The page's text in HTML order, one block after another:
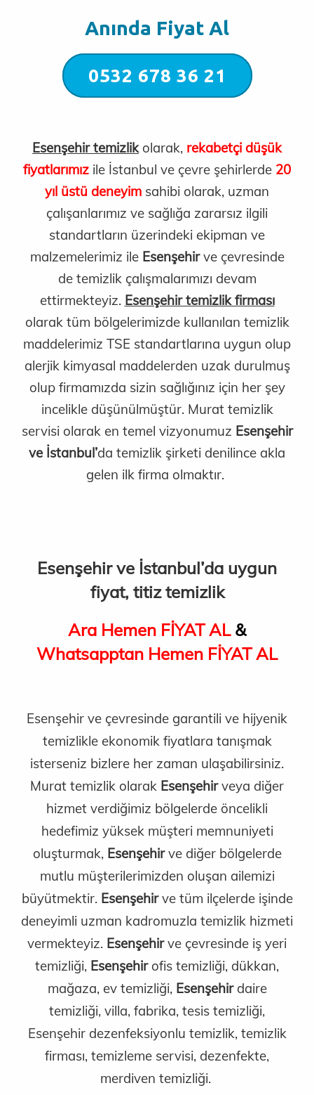
Anında Fiyat Al
0532 678 36 21
Esenşehir temizlikolarak, rekabetçi düşük
fiyatlarımız ile İstanbul ve çevre şehirlerde 20
yıl üstü deneyim sahibi olarak, uzman
çalışanlarımız ve sağlığa zararsız ilgili
standartların üzerindeki ekipman ve
malzemelerimiz ile Esenşehirve çevresinde
de temizlik çalışmalarımızı devam
ettirmekteyiz. Esenşehir temizlik firması
olarak tüm bölgelerimizde kullanılan temizlik
maddelerimiz TSE standartlarına uygun olup
alerjik kimyasal maddelerden uzak durulmuş
olup firmamızda sizin sağlığınız için her şey
incelikle düşünülmüştür. Murat temizlik
servisi olarak en temel vizyonumuz Esenşehir
ve İstanbul’da temizlik şirketi denilince akla
gelen ilk firma olmaktır.
Esenşehir ve İstanbul’da uygun
fiyat, titiz temizlik
Ara Hemen FİYAT AL &
Whatsapptan Hemen FİYAT AL
Esenşehir ve çevresinde garantili ve hijyenik
temizlikle ekonomik fiyatlara tanışmak
isterseniz bizlere her zaman ulaşabilirsiniz.
Murat temizlik olarak Esenşehirveya diğer
hizmet verdiğimiz bölgelerde öncelikli
hedefimiz yüksek müşteri memnuniyeti
oluşturmak, Esenşehirve diğer bölgelerde
mutlu müşterilerimizden oluşan ailemizi
büyütmektir. Esenşehirve tüm ilçelerde işinde
deneyimli uzman kadromuzla temizlik hizmeti
vermekteyiz. Esenşehirve çevresinde iş yeri
temizliği, Esenşehirofis temizliği, dükkan,
mağaza, ev temizliği, Esenşehirdaire
temizliği, villa, fabrika, tesis temizliği,
Esenşehir dezenfeksiyonlu temizlik, temizlik
firması, temizleme servisi, dezenfekte,
merdiven temizliği.